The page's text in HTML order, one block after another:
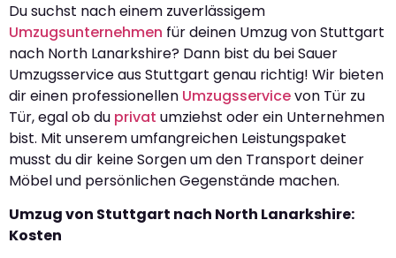
Du suchst nach einem zuverlässigem
Umzugsunternehmen für deinen Umzug von Stuttgart
nach North Lanarkshire? Dann bist du bei Sauer
Umzugsservice aus Stuttgart genau richtig! Wir bieten
dir einen professionellen Umzugsservicevon Tür zu
Tür, egal ob du privat umziehst oder ein Unternehmen
bist. Mit unserem umfangreichen Leistungspaket
musst du dir keine Sorgen um den Transport deiner
Möbel und persönlichen Gegenstände machen.
Umzug von Stuttgart nach North Lanarkshire:
Kosten